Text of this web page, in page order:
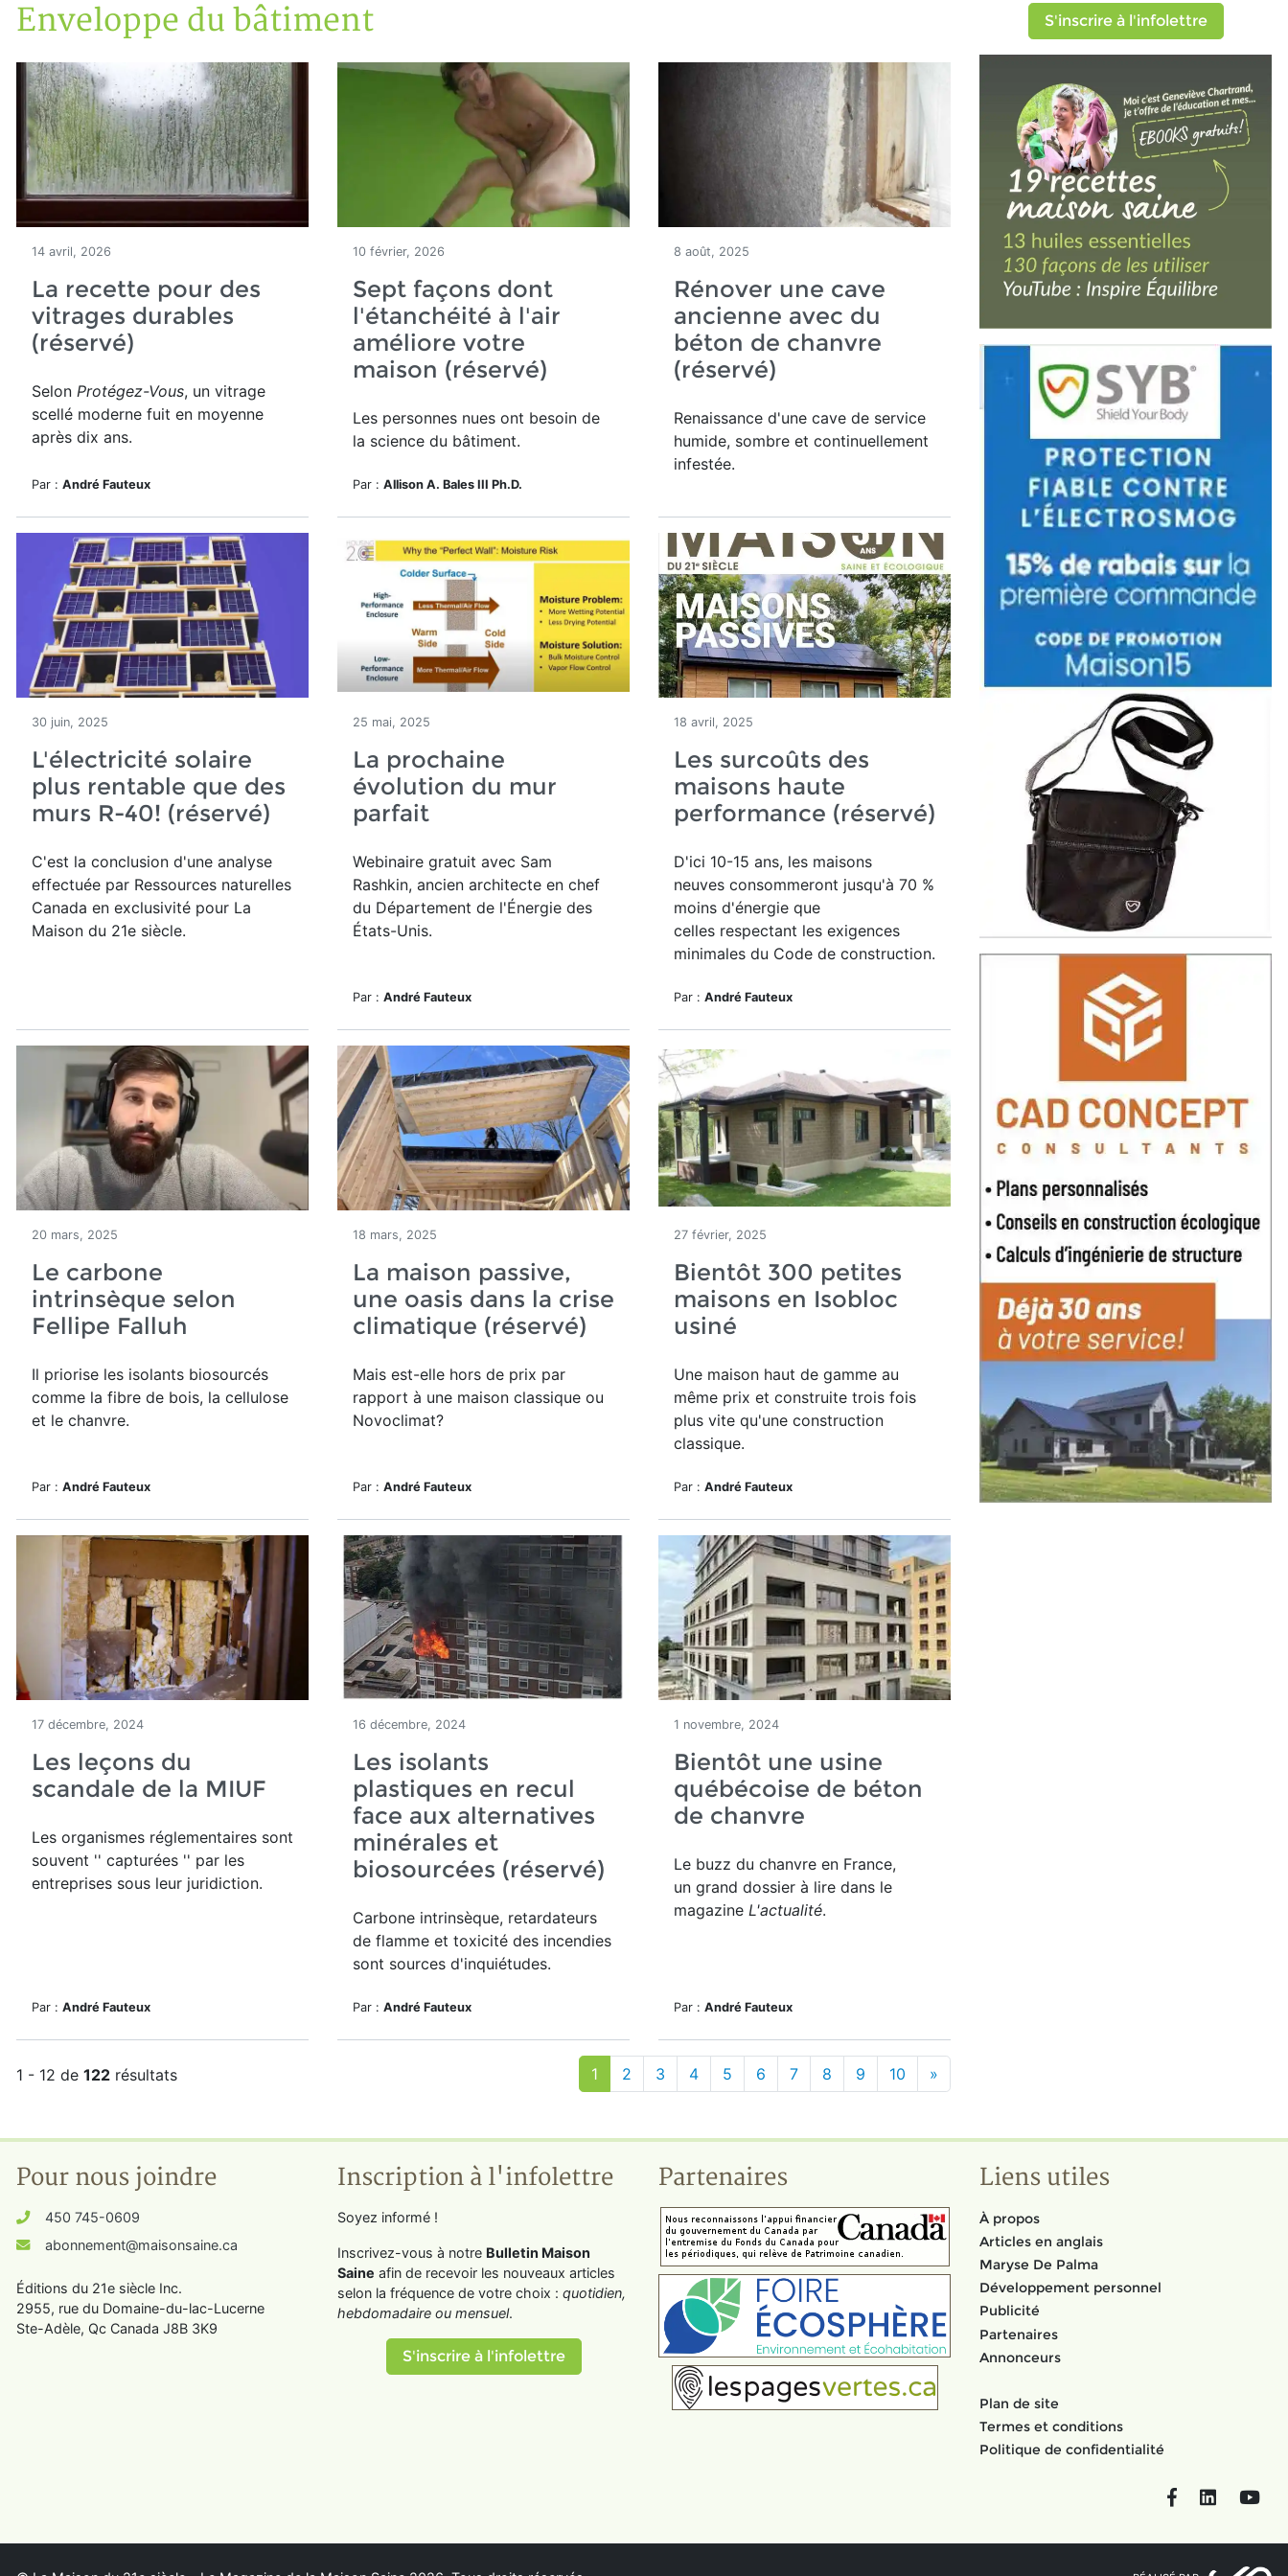
Accueil
Articles
Construction verte
Enveloppe du bâtiment
Enveloppe du bâtiment
14 avril, 2026
La recette pour des
vitrages durables
(réservé)
Selon Protégez-Vous, un vitrage
scellé moderne fuit en moyenne
après dix ans.
Par : André Fauteux
10 février, 2026
Sept façons dont
l'étanchéité à l'air
améliore votre
maison (réservé)
Les personnes nues ont besoin de
la science du bâtiment.
Par : Allison A. Bales III Ph.D.
8 août, 2025
Rénover une cave
ancienne avec du
béton de chanvre
(réservé)
Renaissance d'une cave de service
humide, sombre et continuellement
infestée.
30 juin, 2025
L'électricité solaire
plus rentable que des
murs R-40! (réservé)
C'est la conclusion d'une analyse
effectuée par Ressources naturelles
Canada en exclusivité pour La
Maison du 21e siècle.
25 mai, 2025
La prochaine
évolution du mur
parfait
Webinaire gratuit avec Sam
Rashkin, ancien architecte en chef
du Département de l'Énergie des
États-Unis.
Par : André Fauteux
18 avril, 2025
Les surcoûts des
maisons haute
performance (réservé)
D'ici 10-15 ans, les maisons
neuves consommeront jusqu'à 70 %
moins d'énergie que
celles respectant les exigences
minimales du Code de construction.
Par : André Fauteux
20 mars, 2025
Le carbone
intrinsèque selon
Fellipe Falluh
Il priorise les isolants biosourcés
comme la fibre de bois, la cellulose
et le chanvre.
Par : André Fauteux
18 mars, 2025
La maison passive,
une oasis dans la crise
climatique (réservé)
Mais est-elle hors de prix par
rapport à une maison classique ou
Novoclimat?
Par : André Fauteux
27 février, 2025
Bientôt 300 petites
maisons en Isobloc
usiné
Une maison haut de gamme au
même prix et construite trois fois
plus vite qu'une construction
classique.
Par : André Fauteux
17 décembre, 2024
Les leçons du
scandale de la MIUF
Les organismes réglementaires sont
souvent '' capturées '' par les
entreprises sous leur juridiction.
Par : André Fauteux
16 décembre, 2024
Les isolants
plastiques en recul
face aux alternatives
minérales et
biosourcées (réservé)
Carbone intrinsèque, retardateurs
de flamme et toxicité des incendies
sont sources d'inquiétudes.
Par : André Fauteux
1 novembre, 2024
Bientôt une usine
québécoise de béton
de chanvre
Le buzz du chanvre en France,
un grand dossier à lire dans le
magazine L'actualité.
Par : André Fauteux
1 - 12 de 122 résultats 1 2 3 4 5 6 7 8 9 10 »
S'inscrire à l'infolettre
Pour nous joindre
450 745-0609
abonnement@maisonsaine.ca
Éditions du 21e siècle Inc.
2955, rue du Domaine-du-lac-Lucerne
Ste-Adèle, Qc Canada J8B 3K9
Inscription à l'infolettre
Soyez informé !
Inscrivez-vous à notre Bulletin Maison
Saine afin de recevoir les nouveaux articles
selon la fréquence de votre choix : quotidien,
hebdomadaire ou mensuel.
S'inscrire à l'infolettre
Partenaires Liens utiles
À propos
Articles en anglais
Maryse De Palma
Développement personnel
Publicité
Partenaires
Annonceurs
Plan de site
Termes et conditions
Politique de confidentialité
FacebookLinkedIn